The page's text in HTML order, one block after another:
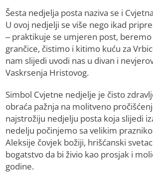
Šesta nedjelja posta naziva se i
U ovoj nedjelji se više nego ikad
– praktikuje se umjeren post, beremo
grančice, čistimo i kitimo kuću za
nam slijedi uvodi nas u divan i
Vaskrsenja Hristovog.
Simbol Cvjetne nedjelje je čisto
obraća pažnja na molitveno
najstrožiju nedjelju posta koja slijedi
nedelju počinjemo sa velikim
Aleksije čovjek božiji, hrišćanski
bogatstvo da bi živio kao prosjak i
godine.